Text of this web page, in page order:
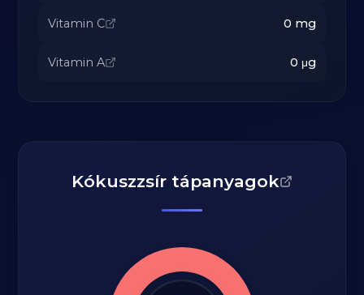
Vitamin C 0 mg
Vitamin A 0 μg
Kókuszzsír tápanyagok